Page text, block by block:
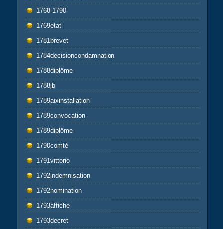
1768-1790
1769etat
1781brevet
1784decisioncondamnation
1788diplôme
1788jb
1789aixinstallation
1789convocation
1789diplôme
1790comté
1791vittorio
1792indemnisation
1792nomination
1793affiche
1793decret